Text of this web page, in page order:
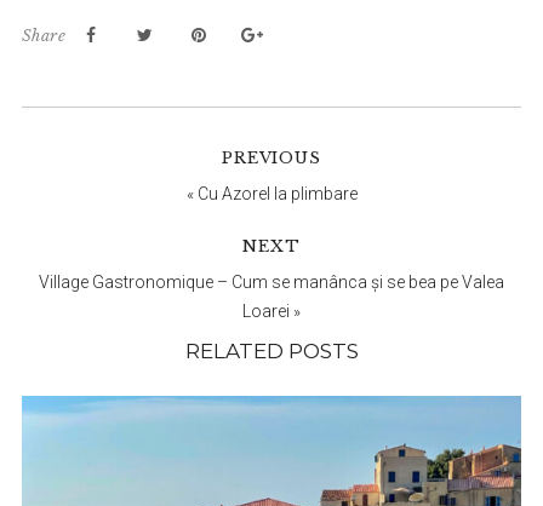
Share
PREVIOUS
« Cu Azorel la plimbare
NEXT
Village Gastronomique – Cum se manânca și se bea pe Valea
Loarei »
Interactions
RELATED POSTS